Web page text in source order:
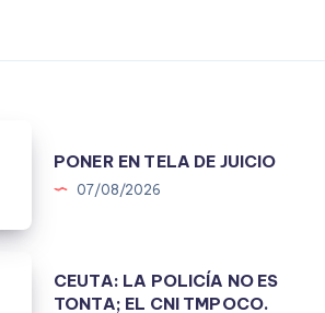
PONER EN TELA DE JUICIO
07/08/2026
CEUTA: LA POLICÍA NO ES
TONTA; EL CNI TMPOCO.